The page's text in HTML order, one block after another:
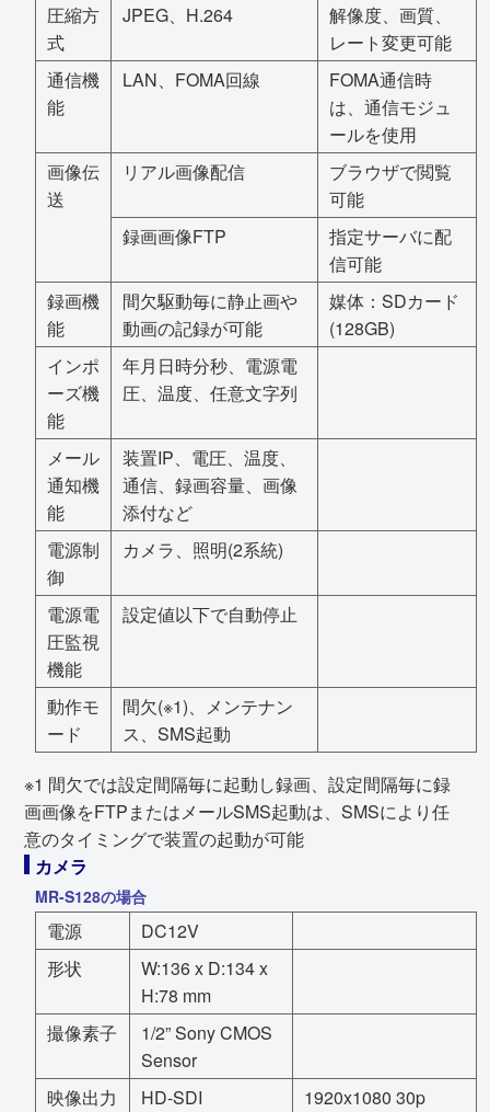
圧縮方
式
JPEG、H.264
解像度、画質、
レート変更可能
通信機
能
LAN、FOMA回線
FOMA通信時
は、通信モジュ
ールを使用
画像伝
送
リアル画像配信
ブラウザで閲覧
可能
録画画像FTP
指定サーバに配
信可能
録画機
能
間欠駆動毎に静止画や
動画の記録が可能
媒体：SDカード
(128GB)
インポ
ーズ機
能
年月日時分秒、電源電
圧、温度、任意文字列
メール
通知機
能
装置IP、電圧、温度、
通信、録画容量、画像
添付など
電源制
御
カメラ、照明(2系統)
電源電
圧監視
機能
設定値以下で自動停止
動作モ
ード
間欠(※1)、メンテナン
ス、SMS起動
※1 間欠では設定間隔毎に起動し録画、設定間隔毎に録
画画像をFTPまたはメールSMS起動は、SMSにより任
意のタイミングで装置の起動が可能
カメラ
MR-S128の場合
電源
DC12V
形状
W:136 x D:134 x
H:78 mm
撮像素子
1/2” Sony CMOS
Sensor
映像出力
HD-SDI
1920x1080 30p